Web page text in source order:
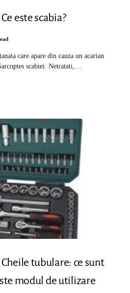
Ce este scabia?
care apare din cauza un acarian
scabiei. Netratati,…
Cheile tubulare: ce sunt
modul de utilizare